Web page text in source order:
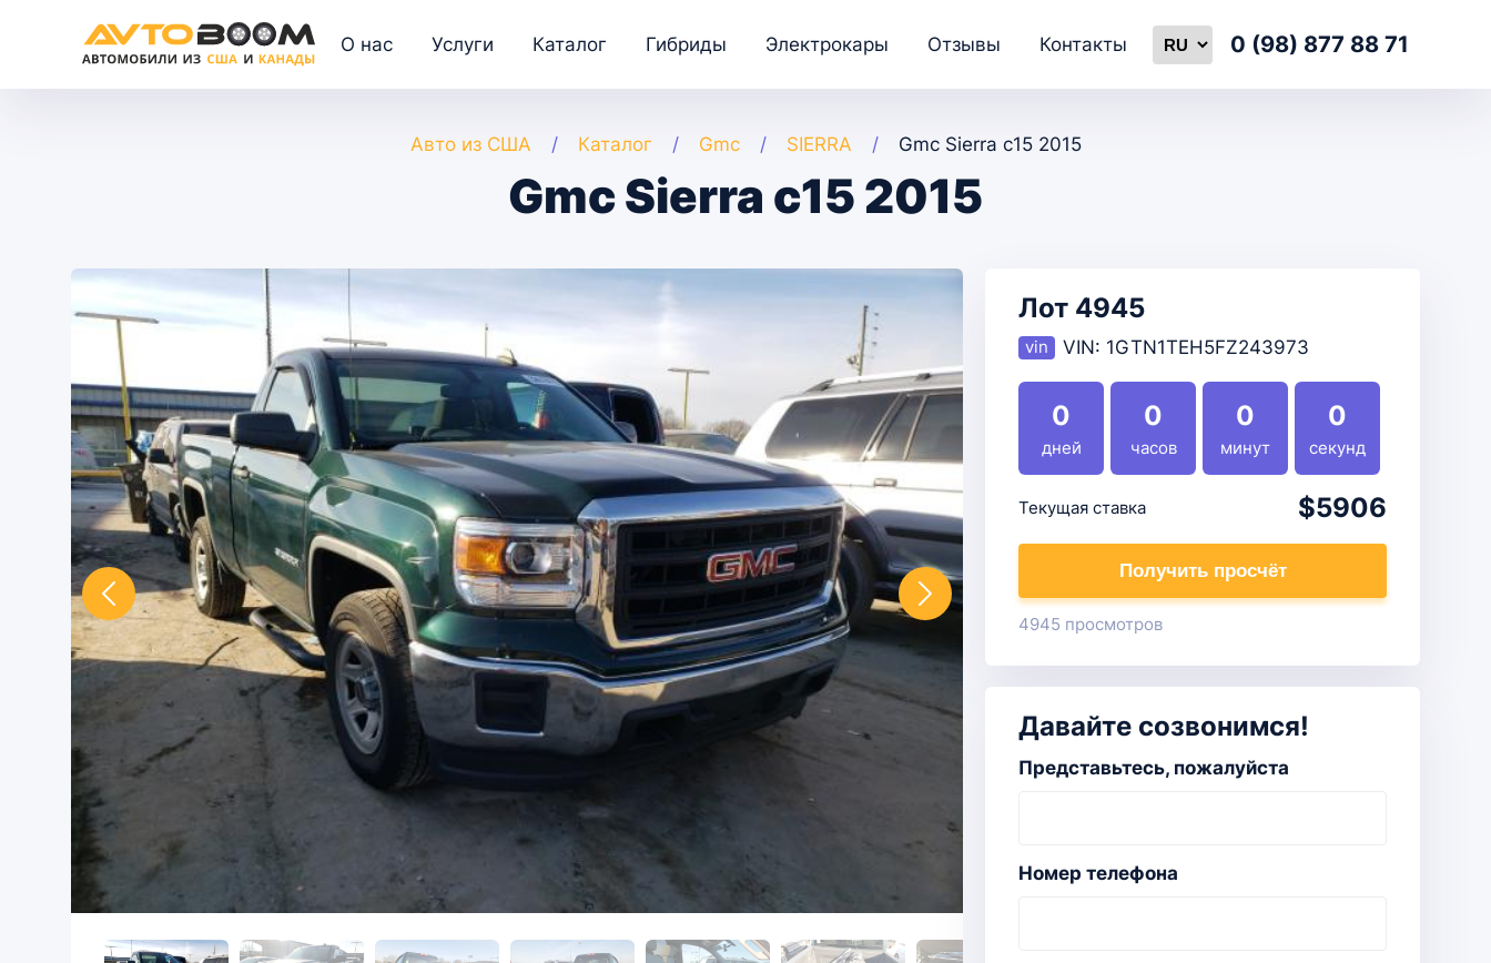
О нас Услуги Каталог Гибриды Электрокары Отзывы Контакты 0 (98) 877 88 71
Авто из США Каталог Gmc SIERRA Gmc Sierra c15 2015
Gmc Sierra c15 2015
Лот 4945
VIN: 1GTN1TEH5FZ243973
0
дней
0
часов
0
минут
0
секунд
Текущая ставка $5906
Получить просчёт
4945 просмотров
Давайте созвонимся!
Представьтесь, пожалуйста
Номер телефона